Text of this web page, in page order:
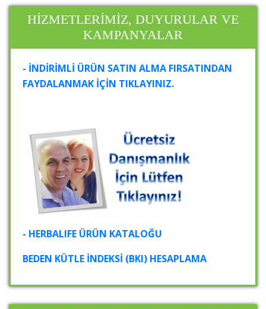
HİZMETLERİMİZ, DUYURULAR VE
KAMPANYALAR
- İNDİRİMLİ ÜRÜN SATIN ALMA FIRSATINDAN
FAYDALANMAK İÇİN TIKLAYINIZ.
- HERBALIFE ÜRÜN KATALOĞU
BEDEN KÜTLE İNDEKSİ (BKI) HESAPLAMA